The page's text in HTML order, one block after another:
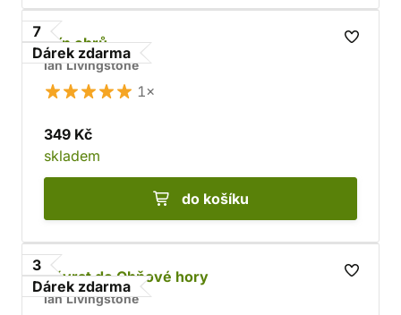
7
Dárek zdarma
Stín obrů
Ian Livingstone
1×
349 Kč
skladem
do košíku
3
Dárek zdarma
Návrat do Ohňové hory
Ian Livingstone